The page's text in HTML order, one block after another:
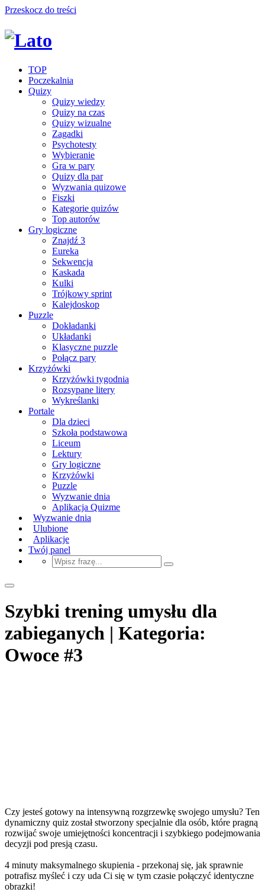
Przeskocz do treści
TOP
Poczekalnia
Quizy
Quizy wiedzy
Quizy na czas
Quizy wizualne
Zagadki
Psychotesty
Wybieranie
Gra w pary
Quizy dla par
Wyzwania quizowe
Fiszki
Kategorie quizów
Top autorów
Gry logiczne
Znajdź 3
Eureka
Sekwencja
Kaskada
Kulki
Trójkowy sprint
Kalejdoskop
Puzzle
Dokładanki
Układanki
Klasyczne puzzle
Połącz pary
Krzyżówki
Krzyżówki tygodnia
Rozsypane litery
Wykreślanki
Portale
Dla dzieci
Szkoła podstawowa
Liceum
Lektury
Gry logiczne
Krzyżówki
Puzzle
Wyzwanie dnia
Aplikacja Quizme
Wyzwanie dnia
Ulubione
Aplikacje
Twój panel
Szybki trening umysłu dla
zabieganych | Kategoria:
Owoce #3
Czy jesteś gotowy na intensywną rozgrzewkę swojego umysłu? Ten
dynamiczny quiz został stworzony specjalnie dla osób, które pragną
rozwijać swoje umiejętności koncentracji i szybkiego podejmowania
decyzji pod presją czasu.
4 minuty maksymalnego skupienia - przekonaj się, jak sprawnie
potrafisz myśleć i czy uda Ci się w tym czasie połączyć identyczne
obrazki!